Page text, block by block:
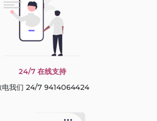
24/7 在线支持
电我们 24/7 9414064424